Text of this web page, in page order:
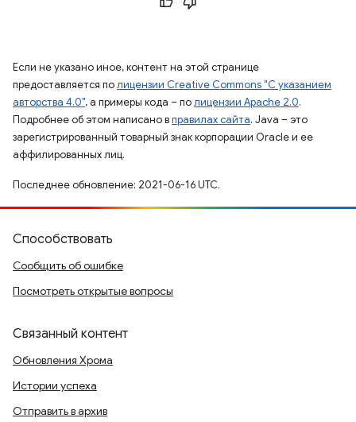
Если не указано иное, контент на этой странице
предоставляется полицензии Creative Commons "С указанием
авторства 4.0", а примеры кода – полицензии Apache 2.0.
Подробнее об этом написано вправилах сайта. Java – это
зарегистрированный товарный знак корпорации Oracle и ее
аффилированных лиц.
Последнее обновление: 2021-06-16 UTC.
Способствовать
Сообщить об ошибке
Посмотреть открытые вопросы
Связанный контент
Обновления Хрома
Истории успеха
Отправить в архив